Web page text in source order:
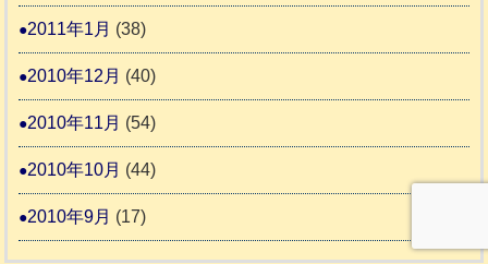
2011年1月 (38)
2010年12月 (40)
2010年11月 (54)
2010年10月 (44)
2010年9月 (17)